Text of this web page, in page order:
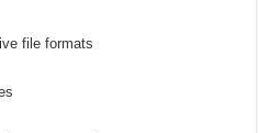
file formats